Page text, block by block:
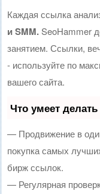
Каждая ссылка
и SMM.SeoHammer
занятием. Ссылки,
- используйте по
вашего сайта.
Что умеет
— Продвижение в
покупка самых
бирж ссылок.
— Регулярная